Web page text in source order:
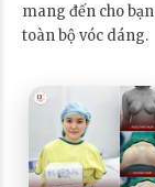
mang đến cho
toàn bộ vóc dáng.